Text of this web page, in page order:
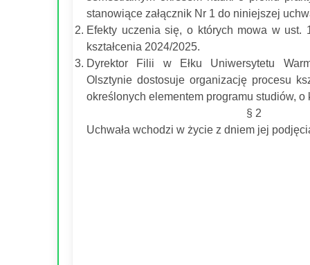
stanowiące załącznik Nr 1 do niniejszej
Efekty uczenia się, o których mowa w ust.
kształcenia 2024/2025.
Dyrektor Filii w Ełku Uniwersytetu
Olsztynie dostosuje organizację procesu
określonych elementem programu studiów,
§ 2
Uchwała wchodzi w życie z dniem jej